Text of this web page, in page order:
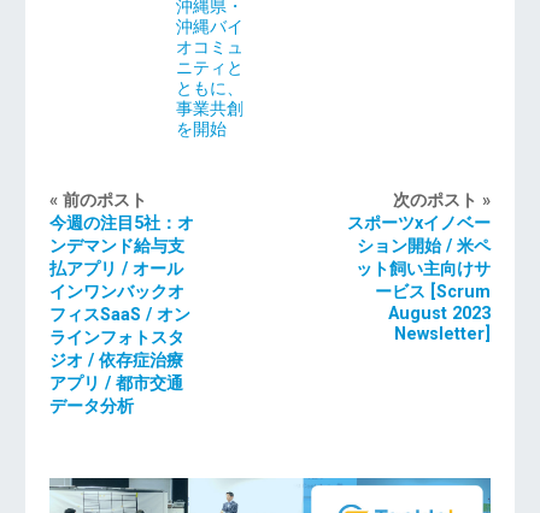
沖縄県・
沖縄バイ
オコミュ
ニティと
ともに、
事業共創
を開始
« 前のポスト
今週の注目5社：オ
ンデマンド給与支
払アプリ / オール
インワンバックオ
フィスSaaS / オン
ラインフォトスタ
ジオ / 依存症治療
アプリ / 都市交通
データ分析
次のポスト »
スポーツxイノベー
ション開始 / 米ペ
ット飼い主向けサ
ービス [Scrum
August 2023
Newsletter]